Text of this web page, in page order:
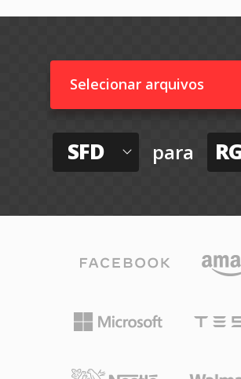
Selecionar arquivos
SFD para